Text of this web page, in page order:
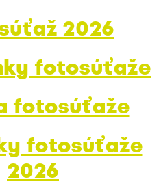
2026
fotosúťaže
fotosúťaže
fotosúťaže
2026